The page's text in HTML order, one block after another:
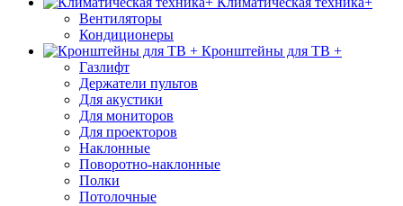
Вентиляторы
Кондиционеры
Кронштейны для ТВ +
Газлифт
Держатели пультов
Для акустики
Для мониторов
Для проекторов
Наклонные
Поворотно-наклонные
Полки
Потолочные